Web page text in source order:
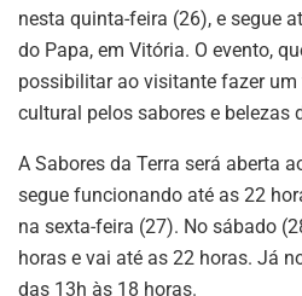
nesta quinta-feira (26), e segue
do Papa, em Vitória. O evento,
possibilitar ao visitante fazer
cultural pelos sabores e belezas
A Sabores da Terra será aberta
segue funcionando até as 22
na sexta-feira (27). No sábado
horas e vai até as 22 horas. Já
das 13h às 18 horas.